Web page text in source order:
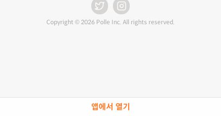
앱에서 열기
Copyright © 2026 Polle Inc. All rights reserved.